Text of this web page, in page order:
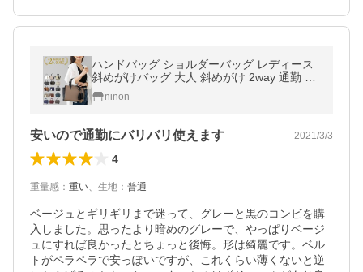
ハンドバッグ ショルダーバッグ レディース
斜めがけバッグ 大人 斜めがけ 2way 通勤 フ
ォーマル ファスナー 合皮 スクエア バッグ
バック バイカラー
ninon
安いので通勤にバリバリ使えます 2021/3/3
4
重量感 ： 重い、 生地 ： 普通
ベージュとギリギリまで迷って、グレーと黒のコンビを購
入しました。思ったより暗めのグレーで、やっぱりベージ
ュにすれば良かったとちょっと後悔。形は綺麗です。ベル
トがペラペラで安っぽいですが、これくらい薄くないと逆